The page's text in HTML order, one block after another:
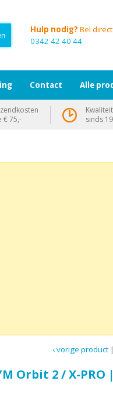
Hulp nodig? Bel direct
0342 42 40 44
|
‹ vorige product
Orbit 2 / X-PRO
Contact Alle
€ 75,-
Kwaliteit
sinds